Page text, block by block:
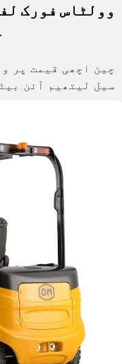
وولٹاس فورک
چین اچھی قیمت پر
سیل لیتھیم آئن